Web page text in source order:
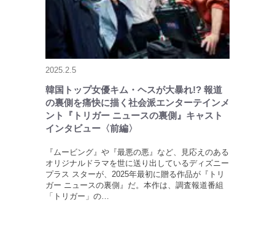
2025.2.5
韓国トップ女優キム・ヘスが大暴れ!? 報道
の裏側を痛快に描く社会派エンターテインメ
ント『トリガー ニュースの裏側』キャスト
インタビュー〈前編〉
『ムービング』や『最悪の悪』など、見応えのある
オリジナルドラマを世に送り出しているディズニー
プラス スターが、2025年最初に贈る作品が『トリ
ガー ニュースの裏側』だ。本作は、調査報道番組
「トリガー」の…